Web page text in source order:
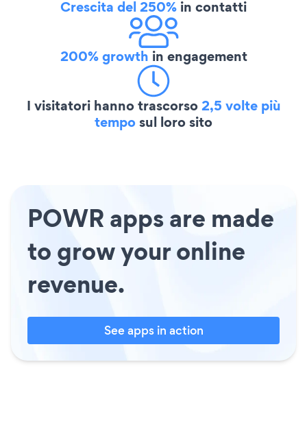
Crescita del 250% in contatti
200% growth in engagement
I visitatori hanno trascorso2,5 volte più
temposul loro sito
POWR apps are made
to grow your online
revenue.
See apps in action